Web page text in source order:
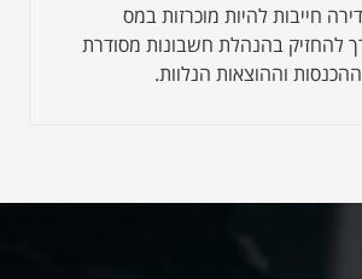
חייבות להיות מוכרזות במס
להחזיק בהנהלת חשבונות מסודרת
וההוצאות הנלוות.